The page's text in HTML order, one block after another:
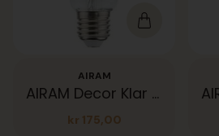
AIRAM
AIRAM Decor Klar 400lm E27
kr 175,00